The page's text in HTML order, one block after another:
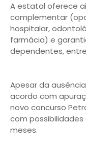
A estatal oferece
complementar
hospitalar,
farmácia) e
dependentes,
Apesar da
acordo com
novo concurso
com possibilidades
meses.